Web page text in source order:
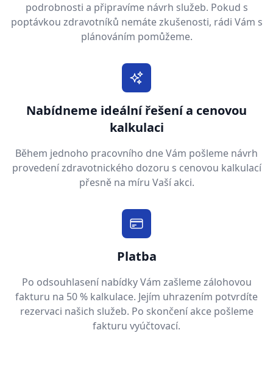
podrobnosti a připravíme návrh služeb. Pokud s
poptávkou zdravotníků nemáte zkušenosti, rádi Vám s
plánováním pomůžeme.
Nabídneme ideální řešení a cenovou
kalkulaci
Během jednoho pracovního dne Vám pošleme návrh
provedení zdravotnického dozoru s cenovou kalkulací
přesně na míru Vaší akci.
Platba
Po odsouhlasení nabídky Vám zašleme zálohovou
fakturu na 50 % kalkulace. Jejím uhrazením potvrdíte
rezervaci našich služeb. Po skončení akce pošleme
fakturu vyúčtovací.